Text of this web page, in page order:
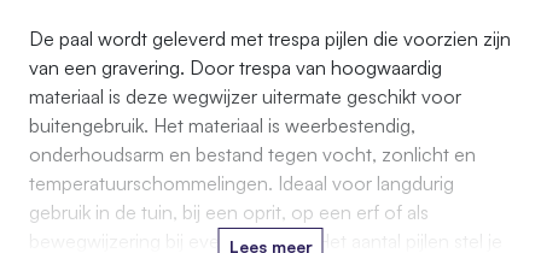
De paal wordt geleverd met trespa pijlen die voorzien zijn
van een gravering. Door trespa van hoogwaardig
materiaal is deze wegwijzer uitermate geschikt voor
buitengebruik. Het materiaal is weerbestendig,
onderhoudsarm en bestand tegen vocht, zonlicht en
temperatuurschommelingen. Ideaal voor langdurig
gebruik in de tuin, bij een oprit, op een erf of als
bewegwijzering bij evenementen. Het aantal pijlen stel je
Lees meer